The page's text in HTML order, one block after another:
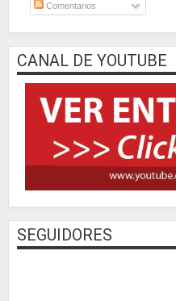
Comentarios
CANAL DE YOUTUBE
SEGUIDORES